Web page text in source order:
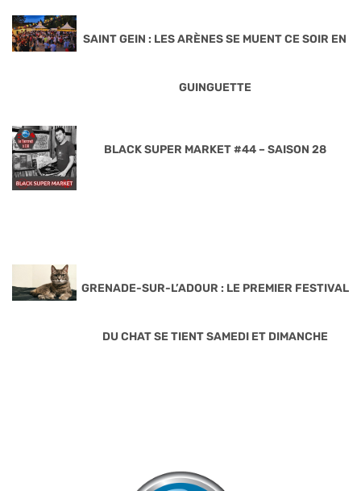
SAINT GEIN : LES ARÈNES SE MUENT CE SOIR EN
GUINGUETTE
BLACK SUPER MARKET #44 – SAISON 28
GRENADE-SUR-L’ADOUR : LE PREMIER FESTIVAL
DU CHAT SE TIENT SAMEDI ET DIMANCHE